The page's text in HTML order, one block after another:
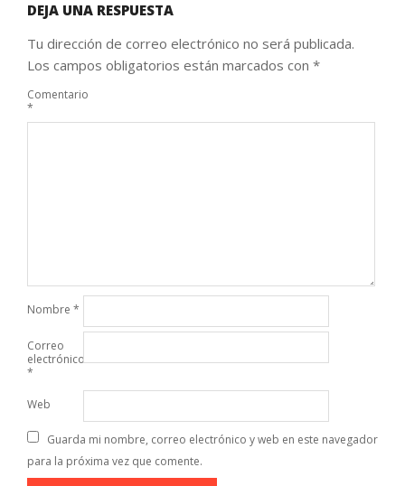
DEJA UNA RESPUESTA
Tu dirección de correo electrónico no será publicada.
Los campos obligatorios están marcados con *
Comentario
*
Nombre *
Correo
electrónico
*
Web
Guarda mi nombre, correo electrónico y web en este navegador
para la próxima vez que comente.